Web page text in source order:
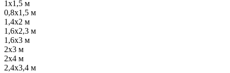
1x1,5 м
0,8x1,5 м
1,4x2 м
1,6x2,3 м
1,6x3 м
2x3 м
2x4 м
2,4x3,4 м